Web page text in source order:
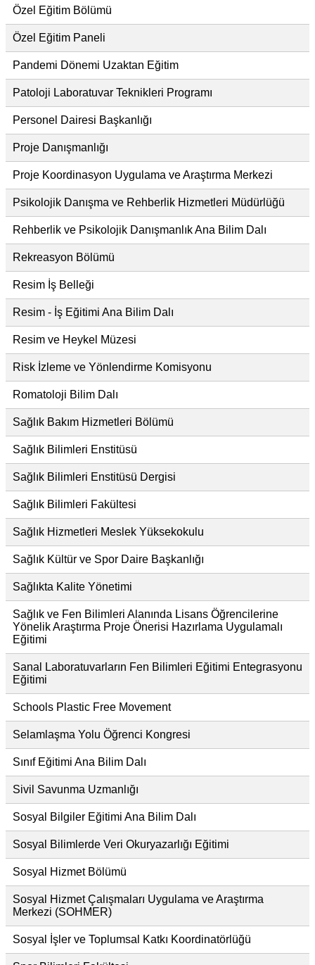
Özel Eğitim Bölümü
Özel Eğitim Paneli
Pandemi Dönemi Uzaktan Eğitim
Patoloji Laboratuvar Teknikleri Programı
Personel Dairesi Başkanlığı
Proje Danışmanlığı
Proje Koordinasyon Uygulama ve Araştırma Merkezi
Psikolojik Danışma ve Rehberlik Hizmetleri Müdürlüğü
Rehberlik ve Psikolojik Danışmanlık Ana Bilim Dalı
Rekreasyon Bölümü
Resim İş Belleği
Resim - İş Eğitimi Ana Bilim Dalı
Resim ve Heykel Müzesi
Risk İzleme ve Yönlendirme Komisyonu
Romatoloji Bilim Dalı
Sağlık Bakım Hizmetleri Bölümü
Sağlık Bilimleri Enstitüsü
Sağlık Bilimleri Enstitüsü Dergisi
Sağlık Bilimleri Fakültesi
Sağlık Hizmetleri Meslek Yüksekokulu
Sağlık Kültür ve Spor Daire Başkanlığı
Sağlıkta Kalite Yönetimi
Sağlık ve Fen Bilimleri Alanında Lisans Öğrencilerine
Yönelik Araştırma Proje Önerisi Hazırlama Uygulamalı
Eğitimi
Sanal Laboratuvarların Fen Bilimleri Eğitimi Entegrasyonu
Eğitimi
Schools Plastic Free Movement
Selamlaşma Yolu Öğrenci Kongresi
Sınıf Eğitimi Ana Bilim Dalı
Sivil Savunma Uzmanlığı
Sosyal Bilgiler Eğitimi Ana Bilim Dalı
Sosyal Bilimlerde Veri Okuryazarlığı Eğitimi
Sosyal Hizmet Bölümü
Sosyal Hizmet Çalışmaları Uygulama ve Araştırma
Merkezi (SOHMER)
Sosyal İşler ve Toplumsal Katkı Koordinatörlüğü